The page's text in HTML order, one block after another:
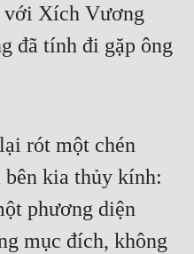
với Xích Vương
đã tính đi gặp ông
rót một chén
kia thủy kính:
phương diện
mục đích, không